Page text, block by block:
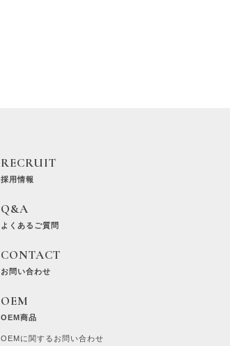
RECRUIT
採用情報
Q&A
よくあるご質問
CONTACT
お問い合わせ
OEM
OEM商品
OEMに関するお問い合わせ